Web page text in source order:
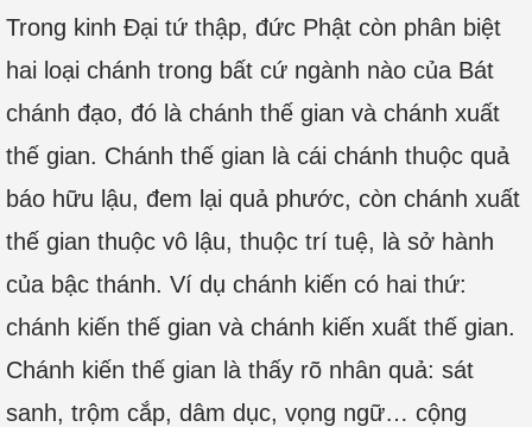
Trong kinh Đại tứ thập, đức Phật còn phân biệt
hai loại chánh trong bất cứ ngành nào của Bát
chánh đạo, đó là chánh thế gian và chánh xuất
thế gian. Chánh thế gian là cái chánh thuộc quả
báo hữu lậu, đem lại quả phước, còn chánh xuất
thế gian thuộc vô lậu, thuộc trí tuệ, là sở hành
của bậc thánh. Ví dụ chánh kiến có hai thứ:
chánh kiến thế gian và chánh kiến xuất thế gian.
Chánh kiến thế gian là thấy rõ nhân quả: sát
sanh, trộm cắp, dâm dục, vọng ngữ… cộng